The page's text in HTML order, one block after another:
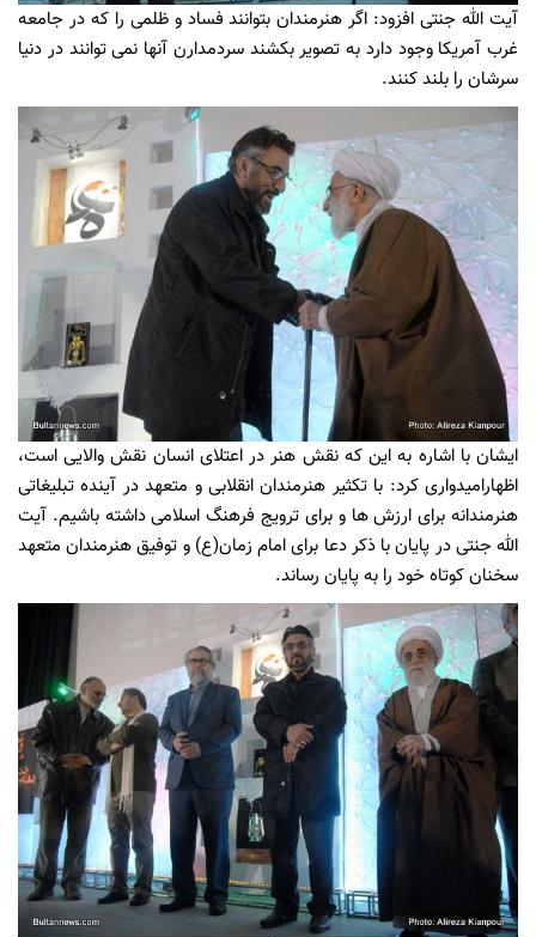
آیت الله جنتی افزود: اگر هنرمندان بتوانند فساد و ظلمی را که در جامعه
غرب آمریکا وجود دارد به تصویر بکشند سردمدارن آنها نمی توانند در دنیا
سرشان را بلند کنند.
ایشان با اشاره به این که نقش هنر در اعتلای انسان نقش والایی است،
اظهارامیدواری کرد: با تکثیر هنرمندان انقلابی و متعهد در آینده تبلیغاتی
هنرمندانه برای ارزش ها و برای ترویج فرهنگ اسلامی داشته باشیم. آیت
الله جنتی در پایان با ذکر دعا برای امام زمان(ع) و توفیق هنرمندان متعهد
سخنان کوتاه خود را به پایان رساند.